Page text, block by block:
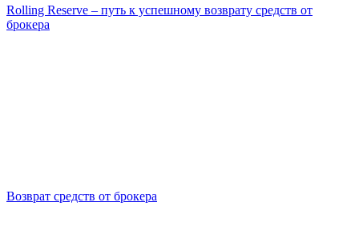
Rolling Reserve – путь к успешному возврату средств от
брокера
Возврат средств от брокера